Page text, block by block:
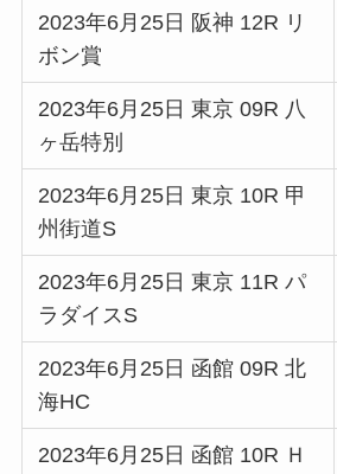
2023年6月25日 阪神 12R リ
ボン賞
2023年6月25日 東京 09R 八
ヶ岳特別
2023年6月25日 東京 10R 甲
州街道S
2023年6月25日 東京 11R パ
ラダイスS
2023年6月25日 函館 09R 北
海HC
2023年6月25日 函館 10R Ｈ